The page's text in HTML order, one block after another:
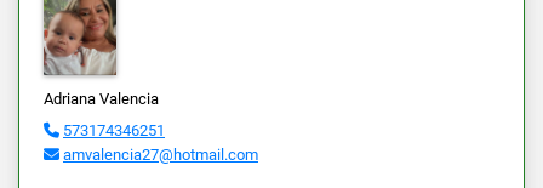
Adriana Valencia
573174346251
amvalencia27@hotmail.com